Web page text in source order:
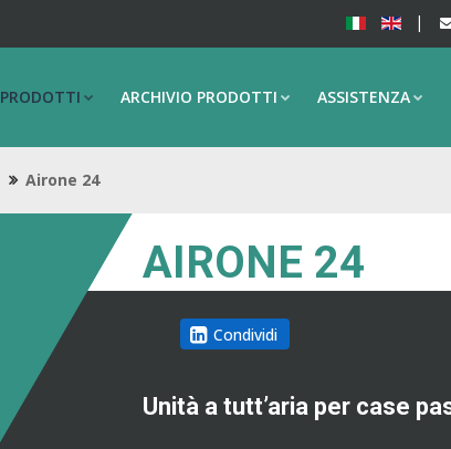
PRODOTTI ARCHIVIO PRODOTTI ASSISTENZA
Airone 24
AIRONE 24
Condividi
Unità a tutt’aria per case